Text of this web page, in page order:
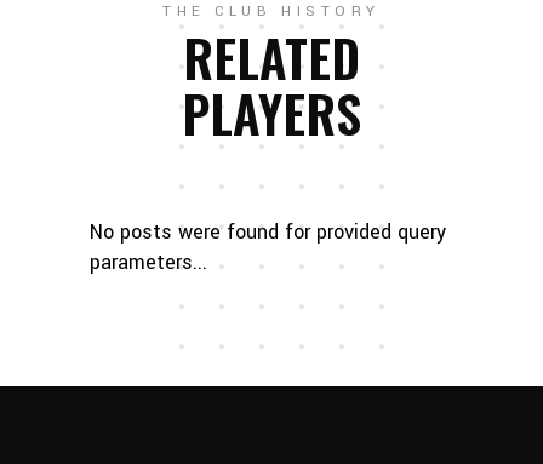
THE CLUB HISTORY
RELATED
PLAYERS
No posts were found for provided query
parameters...